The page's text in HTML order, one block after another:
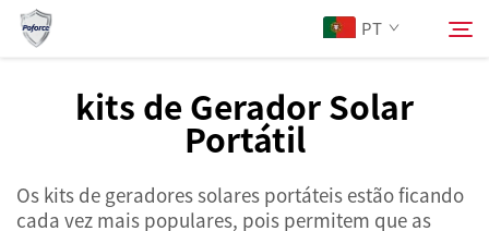
PT
Produtos
kits de Gerador Solar
Portátil
Os kits de geradores solares portáteis estão ficando
cada vez mais populares, pois permitem que as